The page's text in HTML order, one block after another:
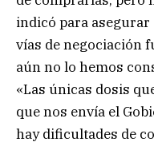
indicó para
vías de negociación
aún no lo hemos
«Las únicas dosis
que nos envía el
hay dificultades de